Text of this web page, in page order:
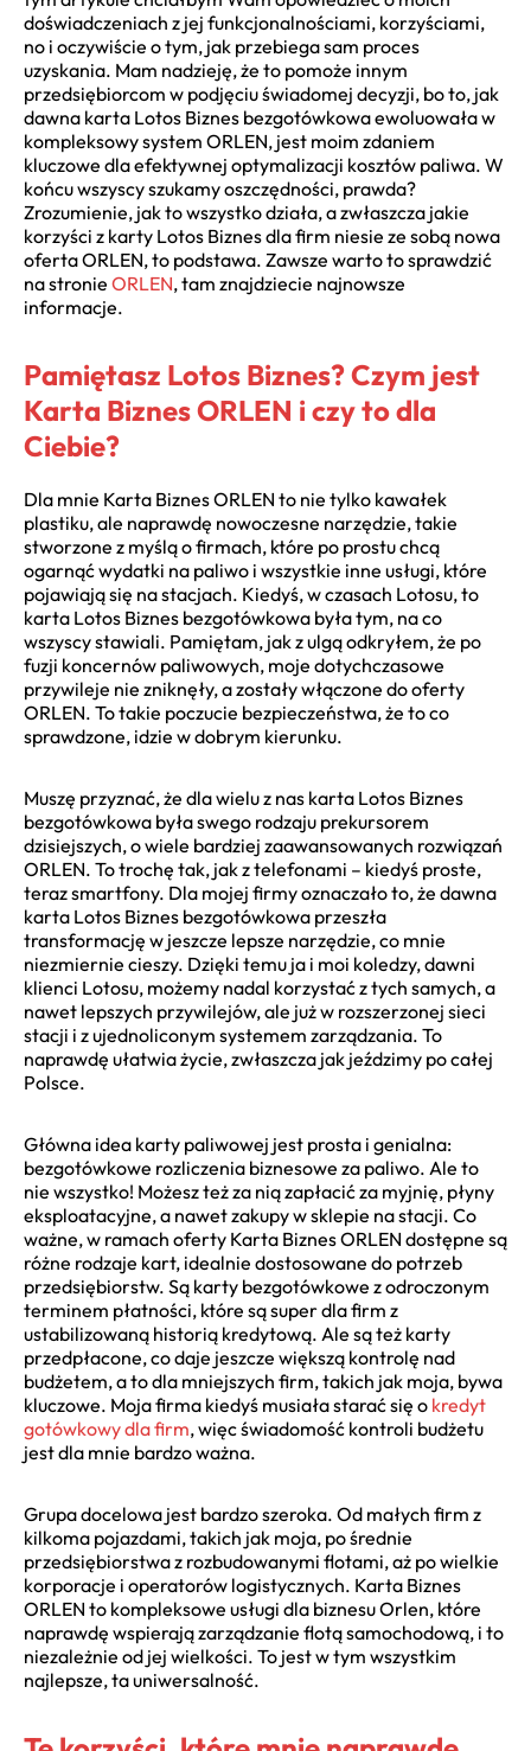
doświadczeniach z jej funkcjonalnościami, korzyściami,
no i oczywiście o tym, jak przebiega sam proces
uzyskania. Mam nadzieję, że to pomoże innym
przedsiębiorcom w podjęciu świadomej decyzji, bo to, jak
dawna karta Lotos Biznes bezgotówkowa ewoluowała w
kompleksowy system ORLEN, jest moim zdaniem
kluczowe dla efektywnej optymalizacji kosztów paliwa. W
końcu wszyscy szukamy oszczędności, prawda?
Zrozumienie, jak to wszystko działa, a zwłaszcza jakie
korzyści z karty Lotos Biznes dla firm niesie ze sobą nowa
oferta ORLEN, to podstawa. Zawsze warto to sprawdzić
na stronie ORLEN, tam znajdziecie najnowsze
informacje.
Pamiętasz Lotos Biznes? Czym jest
Karta Biznes ORLEN i czy to dla
Ciebie?
Dla mnie Karta Biznes ORLEN to nie tylko kawałek
plastiku, ale naprawdę nowoczesne narzędzie, takie
stworzone z myślą o firmach, które po prostu chcą
ogarnąć wydatki na paliwo i wszystkie inne usługi, które
pojawiają się na stacjach. Kiedyś, w czasach Lotosu, to
karta Lotos Biznes bezgotówkowa była tym, na co
wszyscy stawiali. Pamiętam, jak z ulgą odkryłem, że po
fuzji koncernów paliwowych, moje dotychczasowe
przywileje nie zniknęły, a zostały włączone do oferty
ORLEN. To takie poczucie bezpieczeństwa, że to co
sprawdzone, idzie w dobrym kierunku.
Muszę przyznać, że dla wielu z nas karta Lotos Biznes
bezgotówkowa była swego rodzaju prekursorem
dzisiejszych, o wiele bardziej zaawansowanych rozwiązań
ORLEN. To trochę tak, jak z telefonami – kiedyś proste,
teraz smartfony. Dla mojej firmy oznaczało to, że dawna
karta Lotos Biznes bezgotówkowa przeszła
transformację w jeszcze lepsze narzędzie, co mnie
niezmiernie cieszy. Dzięki temu ja i moi koledzy, dawni
klienci Lotosu, możemy nadal korzystać z tych samych, a
nawet lepszych przywilejów, ale już w rozszerzonej sieci
stacji i z ujednoliconym systemem zarządzania. To
naprawdę ułatwia życie, zwłaszcza jak jeździmy po całej
Polsce.
Główna idea karty paliwowej jest prosta i genialna:
bezgotówkowe rozliczenia biznesowe za paliwo. Ale to
nie wszystko! Możesz też za nią zapłacić za myjnię, płyny
eksploatacyjne, a nawet zakupy w sklepie na stacji. Co
ważne, w ramach oferty Karta Biznes ORLEN dostępne są
różne rodzaje kart, idealnie dostosowane do potrzeb
przedsiębiorstw. Są karty bezgotówkowe z odroczonym
terminem płatności, które są super dla firm z
ustabilizowaną historią kredytową. Ale są też karty
przedpłacone, co daje jeszcze większą kontrolę nad
budżetem, a to dla mniejszych firm, takich jak moja, bywa
kluczowe. Moja firma kiedyś musiała starać się o kredyt
gotówkowy dla firm, więc świadomość kontroli budżetu
jest dla mnie bardzo ważna.
Grupa docelowa jest bardzo szeroka. Od małych firm z
kilkoma pojazdami, takich jak moja, po średnie
przedsiębiorstwa z rozbudowanymi flotami, aż po wielkie
korporacje i operatorów logistycznych. Karta Biznes
ORLEN to kompleksowe usługi dla biznesu Orlen, które
naprawdę wspierają zarządzanie flotą samochodową, i to
niezależnie od jej wielkości. To jest w tym wszystkim
najlepsze, ta uniwersalność.